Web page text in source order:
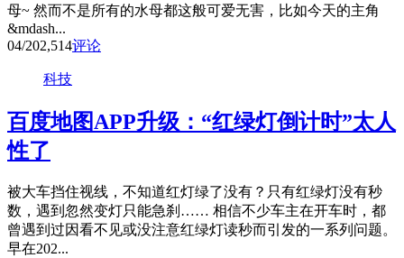
母~ 然而不是所有的水母都这般可爱无害，比如今天的主角
&mdash...
04/202,514评论
科技
百度地图APP升级：“红绿灯倒计时”太人
性了
被大车挡住视线，不知道红灯绿了没有？只有红绿灯没有秒
数，遇到忽然变灯只能急刹…… 相信不少车主在开车时，都
曾遇到过因看不见或没注意红绿灯读秒而引发的一系列问题。
早在202...